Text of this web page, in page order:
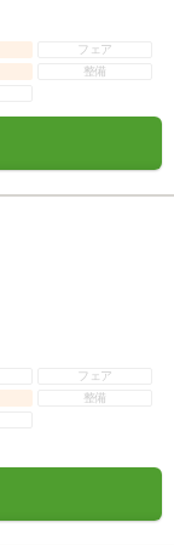
フェア
整備
フェア
整備